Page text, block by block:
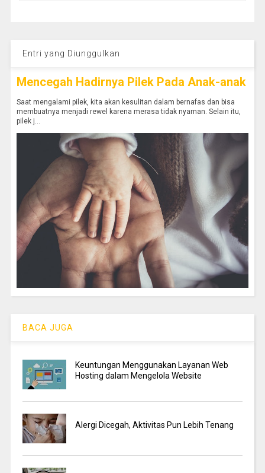
Entri yang Diunggulkan
Mencegah Hadirnya Pilek Pada Anak-anak
Saat mengalami pilek, kita akan kesulitan dalam bernafas dan bisa
membuatnya menjadi rewel karena merasa tidak nyaman. Selain itu,
pilek j...
BACA JUGA
Keuntungan Menggunakan Layanan Web
Hosting dalam Mengelola Website
Alergi Dicegah, Aktivitas Pun Lebih Tenang